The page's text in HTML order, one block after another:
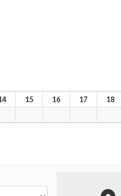
15 16 17 18